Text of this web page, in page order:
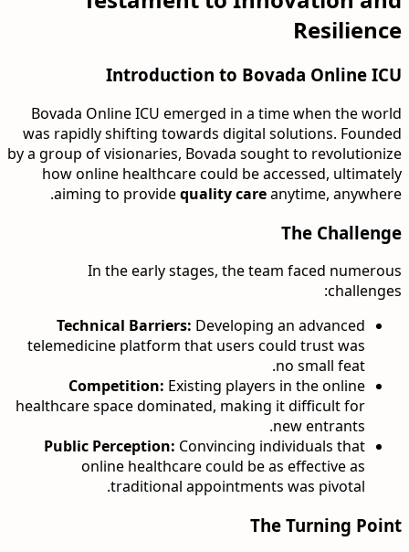
Resilience
Introduction to Bovada Online ICU
Bovada Online ICU emerged in a time when the world
was rapidly shifting towards digital solutions. Founded
by a group of visionaries, Bovada sought to revolutionize
how online healthcare could be accessed, ultimately
aiming to providequality careanytime, anywhere.
The Challenge
In the early stages, the team faced numerous
challenges:
Technical Barriers: Developing an advanced
telemedicine platform that users could trust was
no small feat.
Competition: Existing players in the online
healthcare space dominated, making it difficult for
new entrants.
Public Perception: Convincing individuals that
online healthcare could be as effective as
traditional appointments was pivotal.
The Turning Point